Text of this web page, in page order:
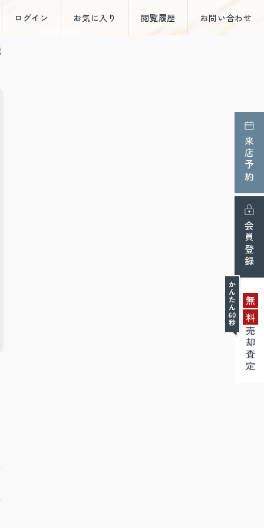
ログイン お気に入り 閲覧履歴 お問い合わせ
来店予約
会員登録
無
料
売却査定